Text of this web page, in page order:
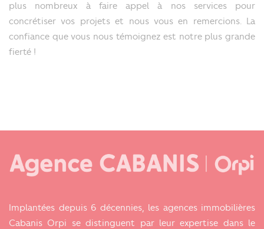
plus nombreux à faire appel à nos services pour
concrétiser vos projets et nous vous en remercions. La
confiance que vous nous témoignez est notre plus grande
fierté !
Implantées depuis 6 décennies, les agences immobilières
Cabanis Orpi se distinguent par leur expertise dans le